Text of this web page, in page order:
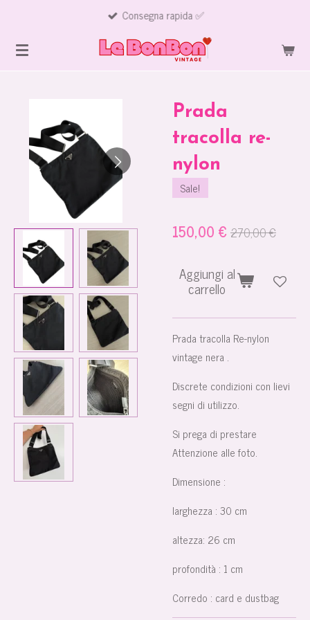
contenuto
principale
Consegna rapida ✅
Prada
tracolla re-
nylon
Sale!
150,00 €270,00 €
Aggiungi al
carrello
Prada tracolla Re-nylon
vintage nera .
Discrete condizioni con lievi
segni di utilizzo.
Si prega di prestare
Attenzione alle foto.
Dimensione :
larghezza : 30 cm
altezza: 26 cm
profondità : 1 cm
Corredo : card e dustbag